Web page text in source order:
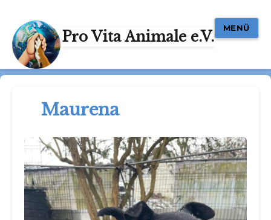
Pro Vita Animale e.V.
MENÜ
Maurena